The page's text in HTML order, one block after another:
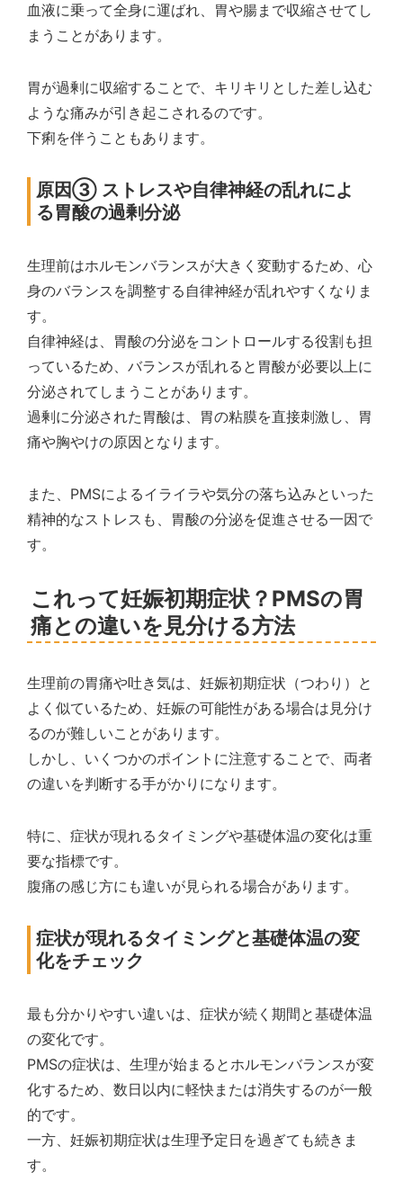
血液に乗って全身に運ばれ、胃や腸まで収縮させてし
まうことがあります。
胃が過剰に収縮することで、キリキリとした差し込む
ような痛みが引き起こされるのです。
下痢を伴うこともあります。
原因③ ストレスや自律神経の乱れによ
る胃酸の過剰分泌
生理前はホルモンバランスが大きく変動するため、心
身のバランスを調整する自律神経が乱れやすくなりま
す。
自律神経は、胃酸の分泌をコントロールする役割も担
っているため、バランスが乱れると胃酸が必要以上に
分泌されてしまうことがあります。
過剰に分泌された胃酸は、胃の粘膜を直接刺激し、胃
痛や胸やけの原因となります。
また、PMSによるイライラや気分の落ち込みといった
精神的なストレスも、胃酸の分泌を促進させる一因で
す。
これって妊娠初期症状？PMSの胃
痛との違いを見分ける方法
生理前の胃痛や吐き気は、妊娠初期症状（つわり）と
よく似ているため、妊娠の可能性がある場合は見分け
るのが難しいことがあります。
しかし、いくつかのポイントに注意することで、両者
の違いを判断する手がかりになります。
特に、症状が現れるタイミングや基礎体温の変化は重
要な指標です。
腹痛の感じ方にも違いが見られる場合があります。
症状が現れるタイミングと基礎体温の変
化をチェック
最も分かりやすい違いは、症状が続く期間と基礎体温
の変化です。
PMSの症状は、生理が始まるとホルモンバランスが変
化するため、数日以内に軽快または消失するのが一般
的です。
一方、妊娠初期症状は生理予定日を過ぎても続きま
す。